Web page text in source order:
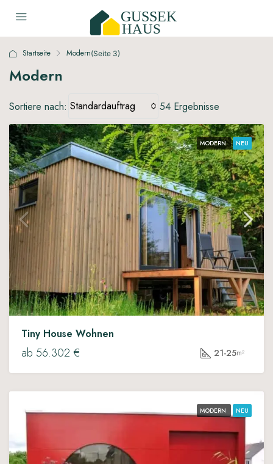
Startseite Modern(Seite 3)
Modern
54 Ergebnisse
Sortiere nach: Standardauftrag
MODERN NEU
Tiny House Wohnen
ab 56.302 € 21-25m²
MODERN NEU